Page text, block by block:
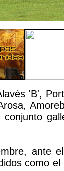
'B',
ante
como